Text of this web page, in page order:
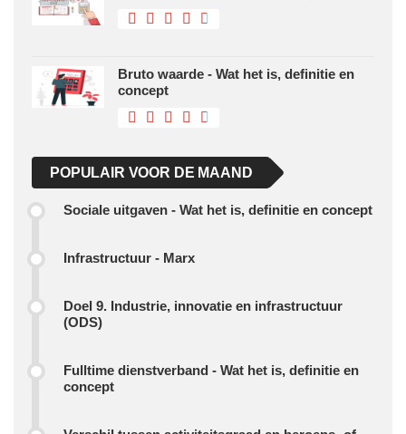
Bruto waarde - Wat het is, definitie en
concept
POPULAIR VOOR DE MAAND
Sociale uitgaven - Wat het is, definitie en concept
Infrastructuur - Marx
Doel 9. Industrie, innovatie en infrastructuur
(ODS)
Fulltime dienstverband - Wat het is, definitie en
concept